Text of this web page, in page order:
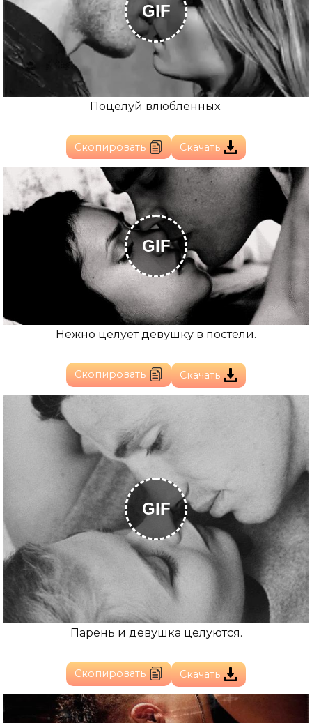
GIF
Поцелуй влюбленных.
Скопировать Скачать
GIF
Нежно целует девушку в постели.
Скопировать Скачать
GIF
Парень и девушка целуются.
Скопировать Скачать